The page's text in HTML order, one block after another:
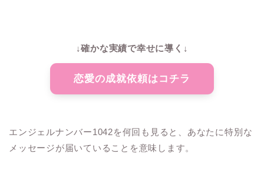
↓確かな実績で幸せに導く↓
恋愛の成就依頼はコチラ
エンジェルナンバー1042を何回も見ると、あなたに特別な
メッセージが届いていることを意味します。